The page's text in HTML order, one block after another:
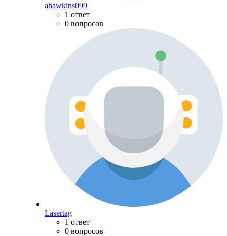
ahawkins099
1 ответ
0 вопросов
Lasertag
1 ответ
0 вопросов